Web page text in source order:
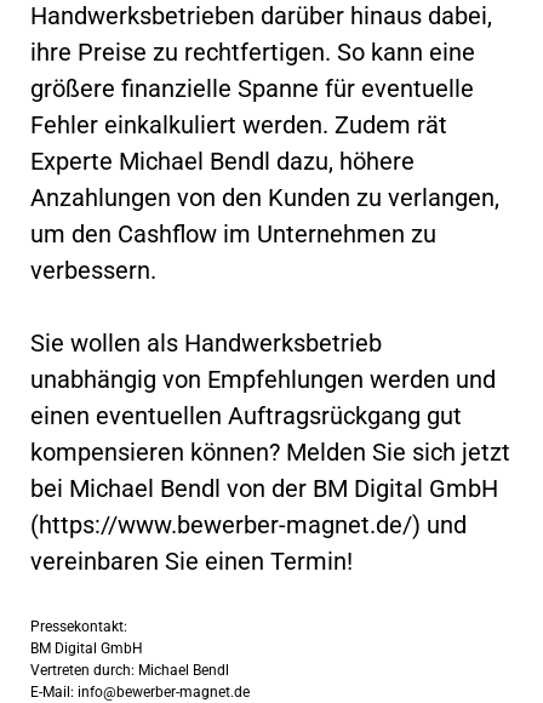
Handwerksbetrieben darüber hinaus dabei,
ihre Preise zu rechtfertigen. So kann eine
größere finanzielle Spanne für eventuelle
Fehler einkalkuliert werden. Zudem rät
Experte Michael Bendl dazu, höhere
Anzahlungen von den Kunden zu verlangen,
um den Cashflow im Unternehmen zu
verbessern.
Sie wollen als Handwerksbetrieb
unabhängig von Empfehlungen werden und
einen eventuellen Auftragsrückgang gut
kompensieren können? Melden Sie sich jetzt
bei Michael Bendl von der BM Digital GmbH
(https://www.bewerber-magnet.de/) und
vereinbaren Sie einen Termin!
Pressekontakt:
BM Digital GmbH
Vertreten durch: Michael Bendl
E-Mail: info@bewerber-magnet.de